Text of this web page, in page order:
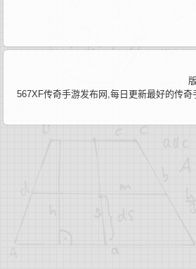
567XF传奇手游发布网,每日更新最好的传